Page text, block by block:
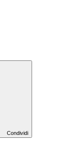
Condividi